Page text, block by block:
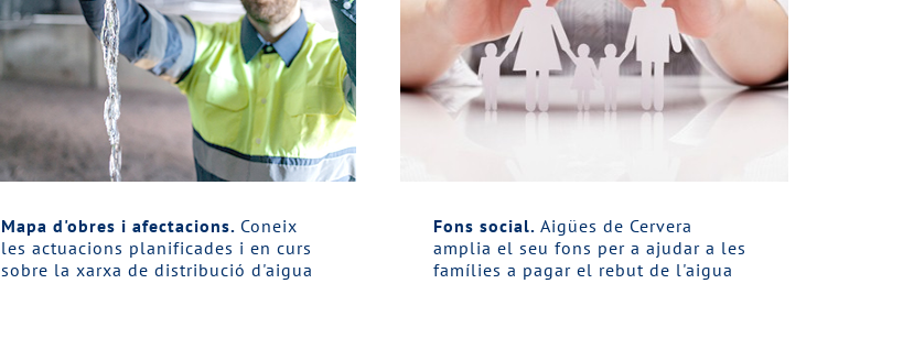
Mapa d'obres i afectacions. Coneix
les actuacions planificades i en curs
sobre la xarxa de distribució d'aigua
Fons social. Aigües de Cervera
amplia el seu fons per a ajudar a les
famílies a pagar el rebut de l'aigua